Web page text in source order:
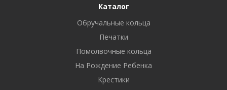
Каталог
Обручальные кольца
Печатки
Помолвочные кольца
На Рождение Ребенка
Крестики